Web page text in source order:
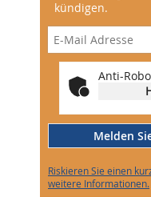
kündigen.
Anti-
Melden
Riskieren Sie einen
weitere Informationen.